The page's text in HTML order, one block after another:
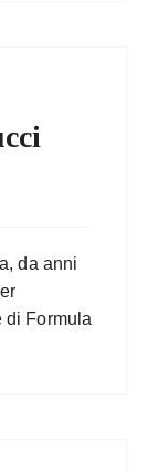
da anni
di Formula